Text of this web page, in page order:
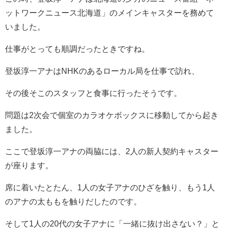
ットワークニュース北海道」のメインキャスターを務めて
いました。
仕事がとっても順調だったときですね。
登坂淳一アナはNHKのあるローカル局を仕事で訪れ、
その後そこのスタッフと食事に行ったそうです。
問題は2次会で個室のカラオケボックスに移動してから起き
ました。
ここで登坂淳一アナの両脇には、2人の新人契約キャスター
が座ります。
席に着いたとたん、1人の女子アナのひざを触り、もう1人
のアナの太ももを触りだしたのです。
そして1人の20代の女子アナに「一緒に抜け出さない？」と